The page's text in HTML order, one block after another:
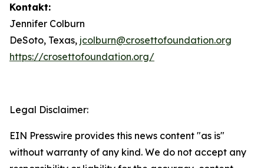
Kontakt:
Jennifer Colburn
DeSoto, Texas, jcolburn@crosettofoundation.org
https://crosettofoundation.org/
Legal Disclaimer:
EIN Presswire provides this news content "as is"
without warranty of any kind. We do not accept any